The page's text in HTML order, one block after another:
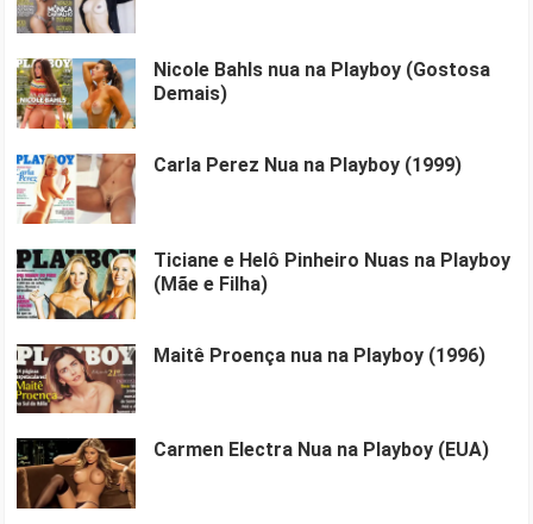
Nicole Bahls nua na Playboy (Gostosa
Demais)
Carla Perez Nua na Playboy (1999)
Ticiane e Helô Pinheiro Nuas na Playboy
(Mãe e Filha)
Maitê Proença nua na Playboy (1996)
Carmen Electra Nua na Playboy (EUA)